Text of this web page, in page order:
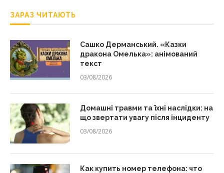
ЗАРАЗ ЧИТАЮТЬ
Сашко Дерманський. «Казки
дракона Омелька»: анімований
текст
03/08/2026
Домашні травми та їхні наслідки: на
що звертати увагу після інциденту
03/08/2026
Как купить номер телефона: что